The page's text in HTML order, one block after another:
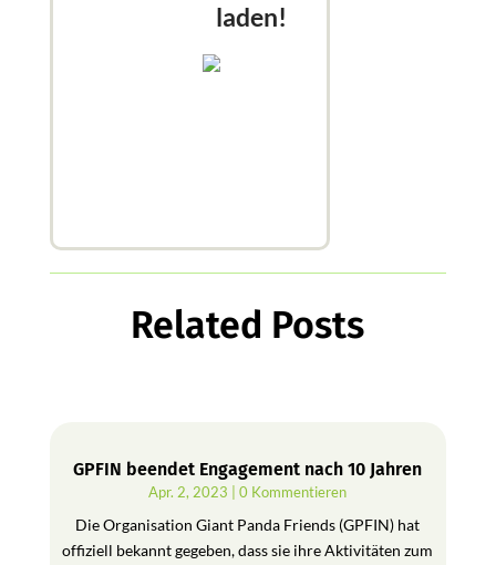
laden!
Related Posts
GPFIN beendet Engagement nach 10 Jahren
Apr. 2, 2023 | 0 Kommentieren
Die Organisation Giant Panda Friends (GPFIN) hat
offiziell bekannt gegeben, dass sie ihre Aktivitäten zum